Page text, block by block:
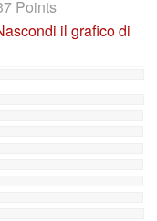
Points
il grafico di